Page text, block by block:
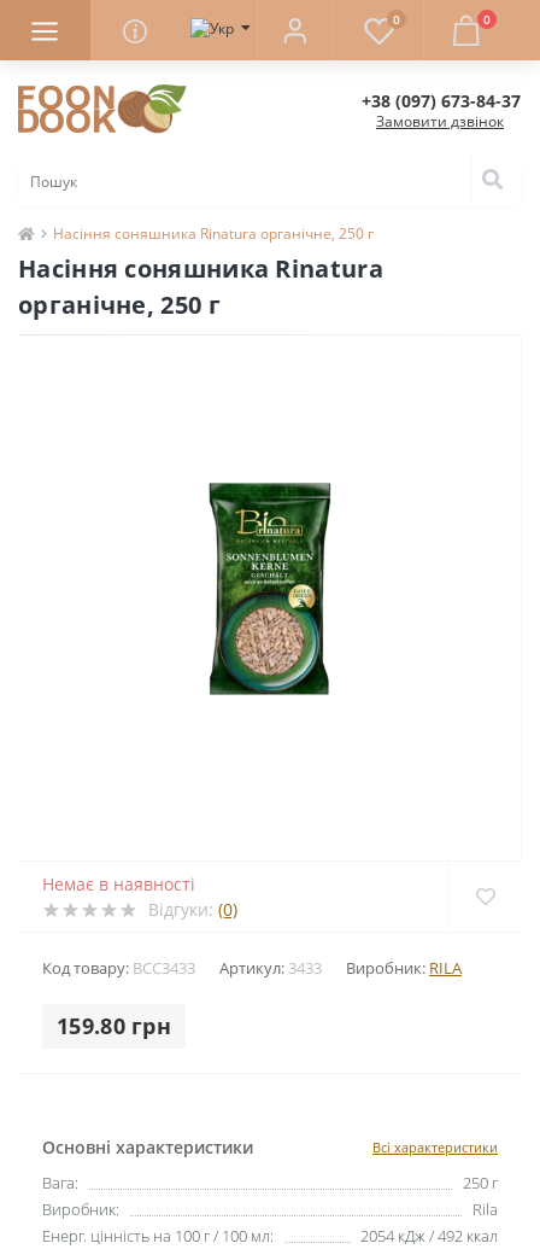
0 0
+38 (097) 673-84-37
Замовити дзвінок
Насіння соняшника Rinatura органічне, 250 г
Насіння соняшника Rinatura
органічне, 250 г
Немає в наявності
Відгуки: (0)
Код товару: BCC3433 Артикул: 3433 Виробник: RILA
159.80 грн
Основні характеристики Всі характеристики
Вага:
250 г
Виробник:
Rila
Енерг. цінність на 100 г / 100 мл:
2054 кДж / 492 ккал